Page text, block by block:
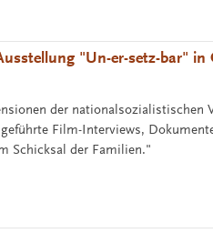
"Un-er-setz-bar" in
der nationalsozialistischen
Film-Interviews,
Schicksal der Familien."